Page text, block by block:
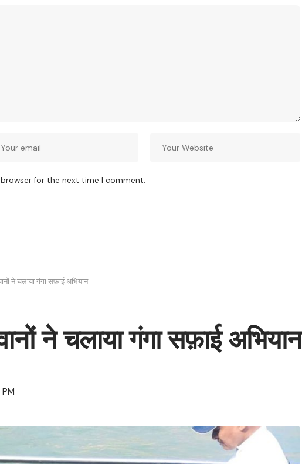
for the next time I comment.
ने चलाया गंगा सफ़ाई अभियान
ने चलाया गंगा सफ़ाई अभियान